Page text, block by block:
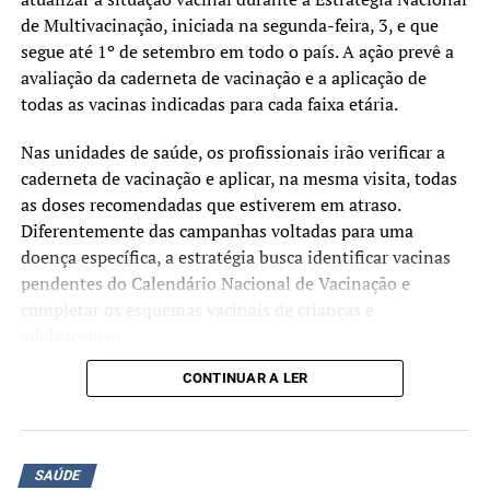
praticamente todos os
pacientes atendidos eram
idosos e apresentavam
dificuldades severas de
visão”, ressaltou.
A próxima edição do mutirão está prevista para a
segunda quinzena de agosto. Nesta nova etapa, devem
ser realizadas as cirurgias do segundo olho dos pacientes
já atendidos, além dos procedimentos de pessoas que
que a ausência de pacientes agendados segue sendo um
dos principais desafios enfrentados pela instituição.
de Multivacinação, iniciada na segunda-feira, 3, e que
segue até 1º de setembro em todo o país. A ação prevê a
avaliação da caderneta de vacinação e a aplicação de
todas as vacinas indicadas para cada faixa etária.
Nas unidades de saúde, os profissionais irão verificar a
caderneta de vacinação e aplicar, na mesma visita, todas
as doses recomendadas que estiverem em atraso.
Diferentemente das campanhas voltadas para uma
doença específica, a estratégia busca identificar vacinas
pendentes do Calendário Nacional de Vacinação e
completar os esquemas vacinais de crianças e
Segundo o Ministério da Saúde, a mobilização tem como
acesso às vacinas oferecidas gratuitamente pelo Sistema
Único de Saúde (SUS). A atualização da caderneta
CONTINUAR A LER
SAÚDE